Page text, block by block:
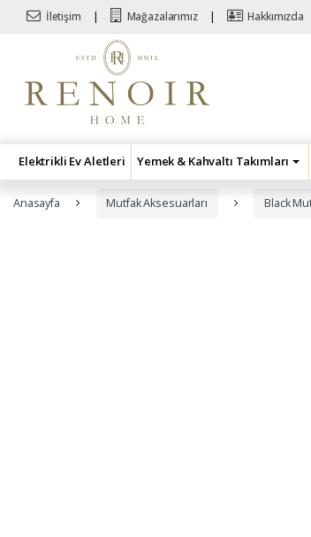
Skip to navigation
Skip to content
İletişim Mağazalarımız Hakkımızda
Elektrikli Ev Aletleri Yemek & Kahvaltı Takımları
Anasayfa Mutfak Aksesuarları Black